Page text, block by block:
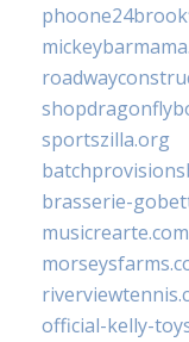
sportszilla.org
brasserie-
musicrearte.com
official-kelly-